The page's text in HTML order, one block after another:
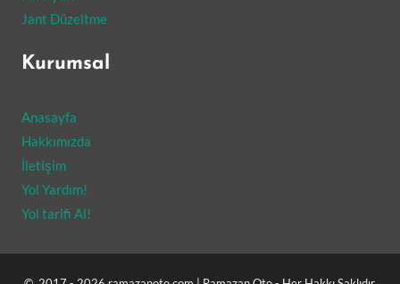
Jant Düzeltme
Kurumsal
Anasayfa
Hakkımızda
İletişim
Yol Yardım!
Yol tarifi Al!